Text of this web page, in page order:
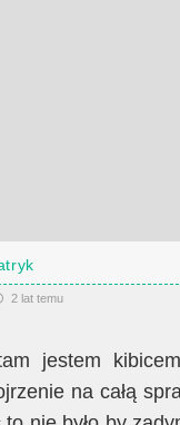
2 lat temu
jestem
na całą